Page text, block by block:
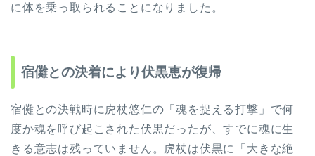
に体を乗っ取られることになりました。
宿儺との決着により伏黒恵が復帰
宿儺との決戦時に虎杖悠仁の「魂を捉える打撃」で何
度か魂を呼び起こされた伏黒だったが、すでに魂に生
きる意志は残っていません。虎杖は伏黒に「大きな絶